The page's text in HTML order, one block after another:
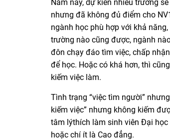
Năm nay, dự kiến nhiều trường
nhưng đã không đủ điểm cho
ngành học phù hợp với khả
trường nào cũng được, ngành
đôn chạy đáo tìm việc, chấp
để học. Hoặc có khá hơn, thì
kiếm việc làm.
Tình trạng “việc tìm người”
kiếm việc” nhưng không kiếm
tâm lýthích làm sinh viên Đại
hoặc chí ít là Cao đẳng.